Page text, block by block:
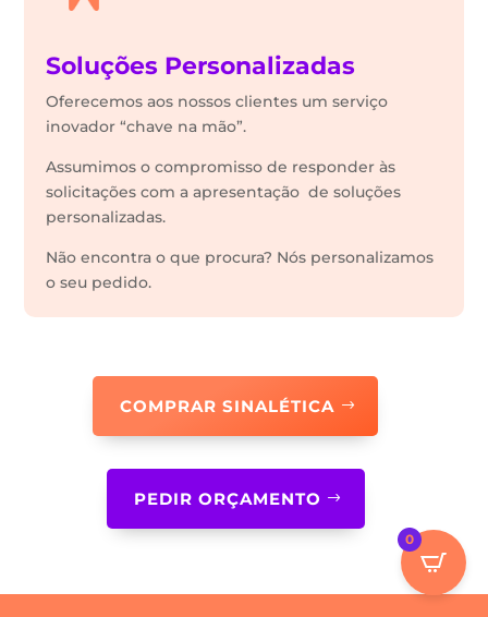
Soluções Personalizadas
Oferecemos aos nossos clientes um serviço
inovador “chave na mão”.
Assumimos o compromisso de responder às
solicitações com a apresentação de soluções
personalizadas.
Não encontra o que procura? Nós personalizamos
o seu pedido.
COMPRAR SINALÉTICA
PEDIR ORÇAMENTO
0